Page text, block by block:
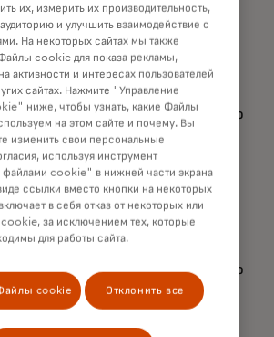
и Гамиелло обсуждают
где онлайн и офлайн опыт
опытом
кассами.
который вы можете предложить, о
что связано с этой оплатой», —
прихожу, меня узнают, мне
как всё движется в одном
открывает этот
опыт.»
смотрите «
Apple Podcastsили вашу любимую
их, измерить их производительность,
и улучшить взаимодействие с
На некоторых сайтах мы также
cookie для показа рекламы,
активности и интересах пользователей
сайтах. Нажмите "Управление
ниже, чтобы узнать, какие Файлы
на этом сайте и почему. Вы
изменить свои персональные
используя инструмент
файлами cookie" в нижней части экрана
ссылки вместо кнопки на некоторых
в себя отказ от некоторых или
за исключением тех, которые
для работы сайта.
cookie Отклонить все